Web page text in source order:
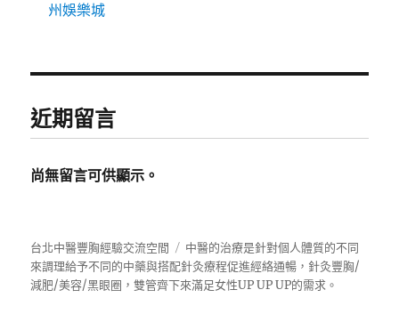
州娛樂城
近期留言
尚無留言可供顯示。
台北中醫豐胸經驗交流空間
中醫的治療是針對個人體質的不同
來調理給予不同的中藥與搭配針灸療程促進經絡通暢，針灸豐胸/
減肥/美容/黑眼圈，雙管齊下來滿足女性UP UP UP的需求。